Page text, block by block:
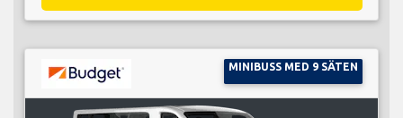
MINIBUSS MED 9 SÄTEN